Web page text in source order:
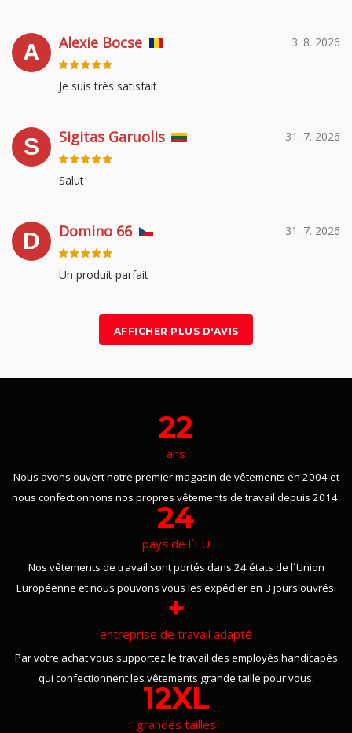
A 3. 8. 2026
Alexie Bocse
Je suis très satisfait
S 31. 7. 2026
Sigitas Garuolis
Salut
D 31. 7. 2026
Domino 66
Un produit parfait
AFFICHER PLUS D'AVIS
22
ans
Nous avons ouvert notre premier magasin de vêtements en 2004 et
nous confectionnons nos propres vêtements de travail depuis 2014.
24
pays de l´EU
Nos vêtements de travail sont portés dans 24 états de l´Union
Européenne et nous pouvons vous les expédier en 3 jours ouvrés.
+
entreprise de travail adapté
Par votre achat vous supportez le travail des employés handicapés
qui confectionnent les vêtements grande taille pour vous.
12XL
grandes tailles